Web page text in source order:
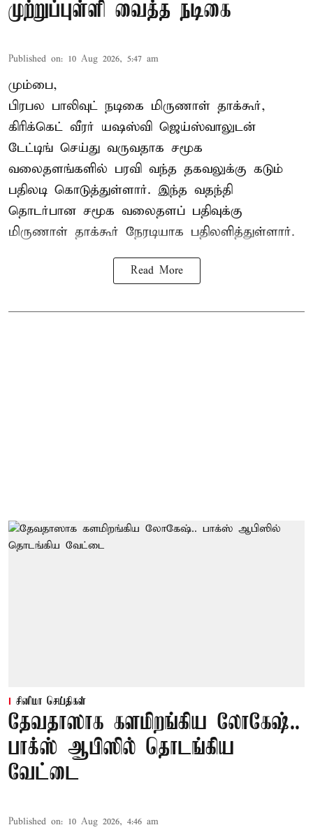
முற்றுப்புள்ளி வைத்த நடிகை
Published on: 10 Aug 2026, 5:47 am
மும்பை,
பிரபல பாலிவுட் நடிகை மிருணாள் தாக்கூர்,
கிரிக்கெட் வீரர் யஷஸ்வி ஜெய்ஸ்வாலுடன்
டேட்டிங் செய்து வருவதாக சமூக
வலைதளங்களில் பரவி வந்த தகவலுக்கு கடும்
பதிலடி கொடுத்துள்ளார். இந்த வதந்தி
தொடர்பான சமூக வலைதளப் பதிவுக்கு
மிருணாள் தாக்கூர் நேரடியாக பதிலளித்துள்ளார்.
Read More
சினிமா செய்திகள்
தேவதாஸாக களமிறங்கிய லோகேஷ்..
பாக்ஸ் ஆபிஸில் தொடங்கிய
வேட்டை
Published on: 10 Aug 2026, 4:46 am